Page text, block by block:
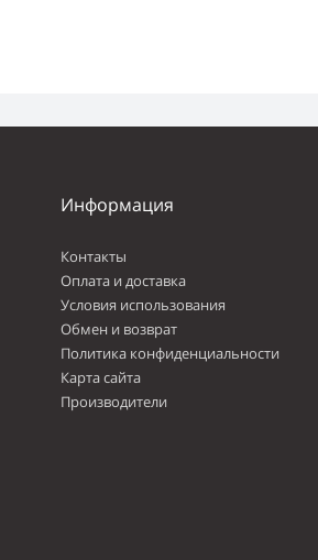
Информация
Контакты
Оплата и доставка
Условия использования
Обмен и возврат
Политика конфиденциальности
Карта сайта
Производители